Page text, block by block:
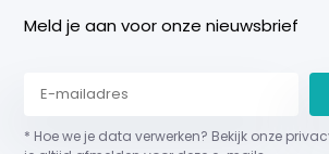
Meld je aan voor onze nieuwsbrief
* Hoe we je data verwerken? Bekijk onze